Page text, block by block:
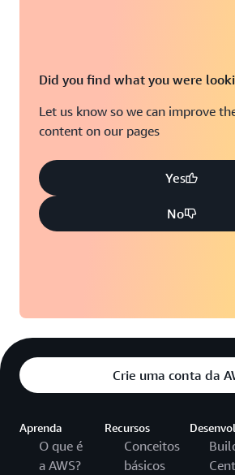
Did you find what you were
Let us know so we can improve
content on our pages
Yes
No
Crie uma conta da
Aprenda
O que é
a AWS?
Recursos
Conceitos
básicos